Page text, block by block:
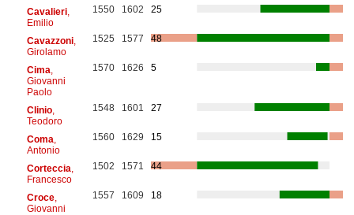
Cavalieri,
Emilio
1550 1602 25
Cavazzoni,
Girolamo
1525 1577 48
Cima
Giovanni
Paolo
1570 1626 5
Clinio,
Teodoro
1548 1601 27
Coma
Antonio
1560 1629 15
Corteccia
Francesco
1502 1571 44
Croce,
Giovanni
1557 1609 18